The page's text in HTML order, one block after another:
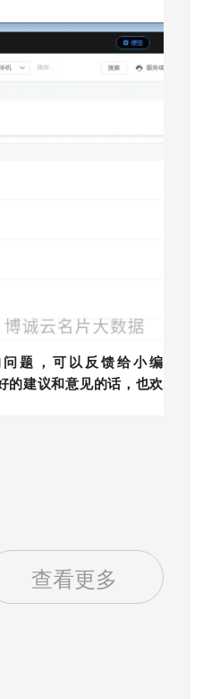
题，可以反馈给小编
的建议和意见的话，也欢
查看更多